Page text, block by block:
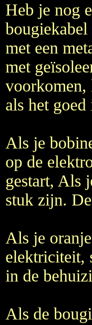
Heb je nog
bougiekabel
met een
met
voorkomen,
als het
Als je
op de
gestart, Als
stuk zijn.
Als je
elektriciteit,
in de
Als de